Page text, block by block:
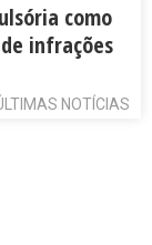
como
infrações
NOTÍCIAS